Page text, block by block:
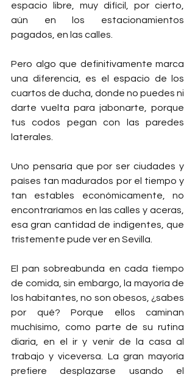
espacio libre, muy difícil, por cierto,
aún en los estacionamientos
pagados, en las calles.
Pero algo que definitivamente marca
una diferencia, es el espacio de los
cuartos de ducha, donde no puedes ni
darte vuelta para jabonarte, porque
tus codos pegan con las paredes
laterales.
Uno pensaría que por ser ciudades y
países tan madurados por el tiempo y
tan estables económicamente, no
encontraríamos en las calles y aceras,
esa gran cantidad de indigentes, que
tristemente pude ver en Sevilla.
El pan sobreabunda en cada tiempo
de comida, sin embargo, la mayoría de
los habitantes, no son obesos, ¿sabes
por qué? Porque ellos caminan
muchísimo, como parte de su rutina
diaria, en el ir y venir de la casa al
trabajo y viceversa. La gran mayoría
prefiere desplazarse usando el